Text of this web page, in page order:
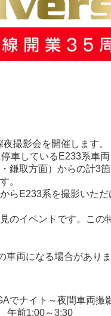
撮影会を開催します。
車しているE233系車
鎌取方面）からの計3
。
らE233系を撮影いただ
のイベントです。この
両になる場合がありま
でナイト～夜間車両撮
午前1:00～3:30